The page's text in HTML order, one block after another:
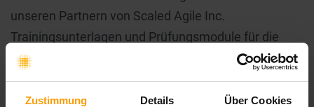
Zustimmung Details Über Cookies
unseren Partnern von Scaled Agile Inc.
Trainingsunterlagen und Prüfungsmodule für die
vollständige muttersprachliche Nutzung auf Deutsch
vorbereitet.